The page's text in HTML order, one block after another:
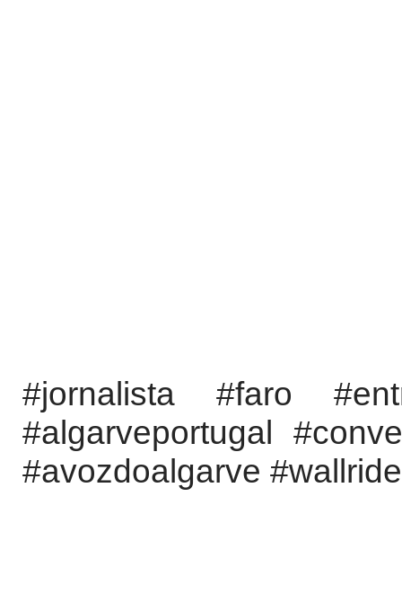
#jornalista #faro
#algarveportugal
#avozdoalgarve